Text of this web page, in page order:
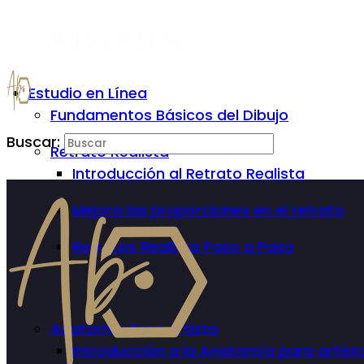
Estudio en Línea
Fundamentos Básicos del Dibujo
Retrato Realista
Introducción al Retrato Realista
Mejora las proporciones en el retrato
Retratos Realista Paso a Paso
Anatomía Para Artista
Introducción a la Anatomía para
Buscar: